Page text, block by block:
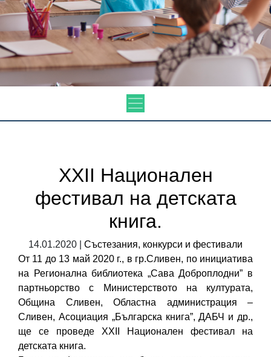
XXII Национален
фестивал на детската
книга.
14.01.2020 | Състезания, конкурси и фестивали
От 11 до 13 май 2020 г., в гр.Сливен, по инициатива
на Регионална библиотека „Сава Доброплодни” в
партньорство с Министерството на културата,
Община Сливен, Областна администрация –
Сливен, Асоциация „Българска книга”, ДАБЧ и др.,
ще се проведе XXII Национален фестивал на
детската книга.